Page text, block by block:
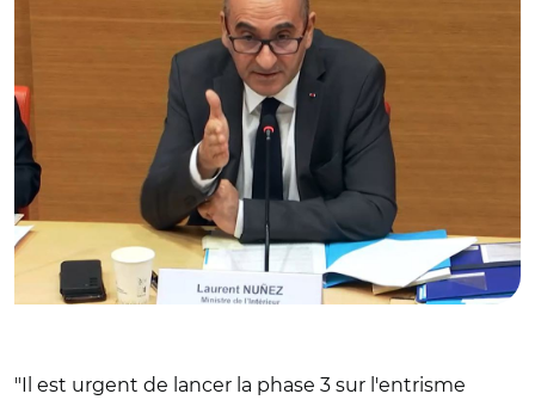
"Il est urgent de lancer la phase 3 sur l'entrisme